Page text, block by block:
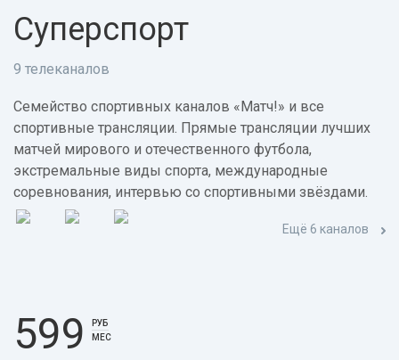
Суперспорт
9 телеканалов
Семейство спортивных каналов «Матч!» и все
спортивные трансляции. Прямые трансляции лучших
матчей мирового и отечественного футбола,
экстремальные виды спорта, международные
соревнования, интервью со спортивными звёздами.
Ещё 6 каналов
599
РУБ
МЕС